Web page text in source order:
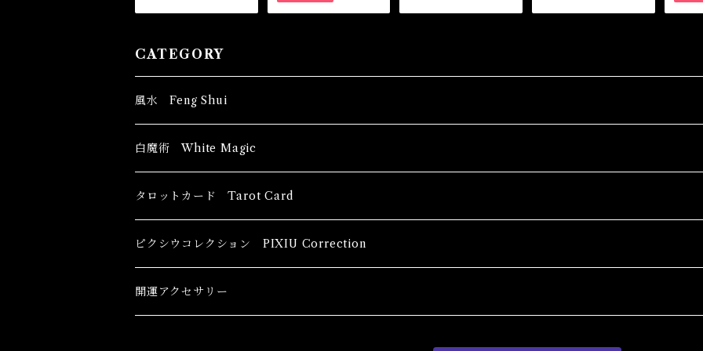
ュレット
CATEGORY
風水 Feng Shui
ブッダ Buddha
恋愛運
健康運 Health
金運 Money
白魔術 White Magic
香油 Oils
恋愛 Love
金運 Money
キャンドル Candles
恋愛 Love
線香 Stick Incense
タロットカード Tarot Card
初心者向け For The Beginners
中級者向け
ピクシウコレクション PIXIU Correction
開運アクセサリー